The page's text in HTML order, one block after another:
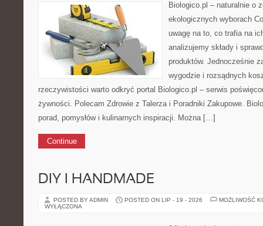
Biologico.pl – naturalnie o
ekologicznych wyborach
uwagę na to, co trafia na
analizujemy składy i
produktów. Jednocześnie
wygodzie i rozsądnych
rzeczywistości warto odkryć portal Biologico.pl – serwis
żywności. Polecam Zdrowie z Talerza i Poradniki Zakupowe.
porad, pomysłów i kulinarnych inspiracji. Można […]
Continue
DIY I HANDMADE
POSTED BY ADMIN POSTED ON LIP - 19 - 2026
MOŻLIWOŚĆ
WYŁĄCZONA